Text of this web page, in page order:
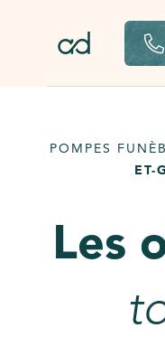
POMPES
ET-
Les